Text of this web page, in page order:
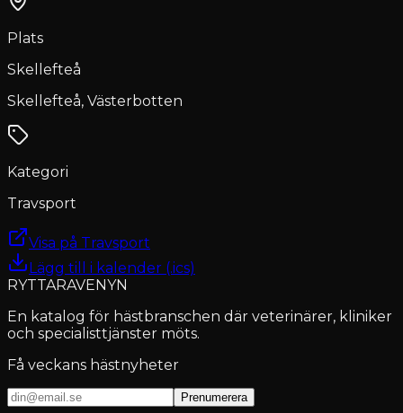
Plats
Skellefteå
Skellefteå, Västerbotten
Kategori
Travsport
Visa på Travsport
Lägg till i kalender (.ics)
RYTTARAVENYN
En katalog för hästbranschen där veterinärer, kliniker
och specialisttjänster möts.
Få veckans hästnyheter
Prenumerera